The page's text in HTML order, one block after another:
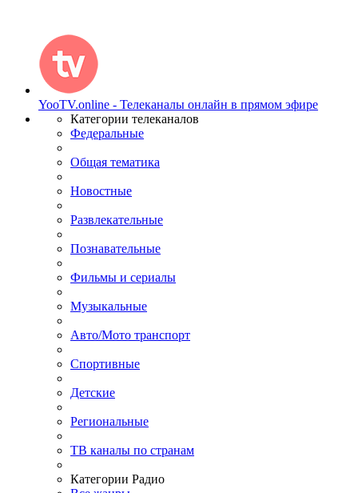
YooTV.online - Телеканалы онлайн в прямом эфире
Категории телеканалов
Федеральные
Общая тематика
Новостные
Развлекательные
Познавательные
Фильмы и сериалы
Музыкальные
Авто/Мото транспорт
Спортивные
Детские
Региональные
ТВ каналы по странам
Категории Радио